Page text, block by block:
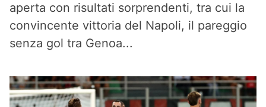
aperta con risultati sorprendenti, tra cui la
convincente vittoria del Napoli, il pareggio
senza gol tra Genoa...